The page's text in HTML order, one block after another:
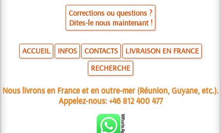
Corrections ou questions ?
Dites-le nous maintenant !
ACCUEIL INFOS CONTACTS
LIVRAISON EN FRANCE
RECHERCHE
Nous livrons en France et en outre-mer (Réunion, Guyane, etc.).
Appelez-nous:+46 812 400 477